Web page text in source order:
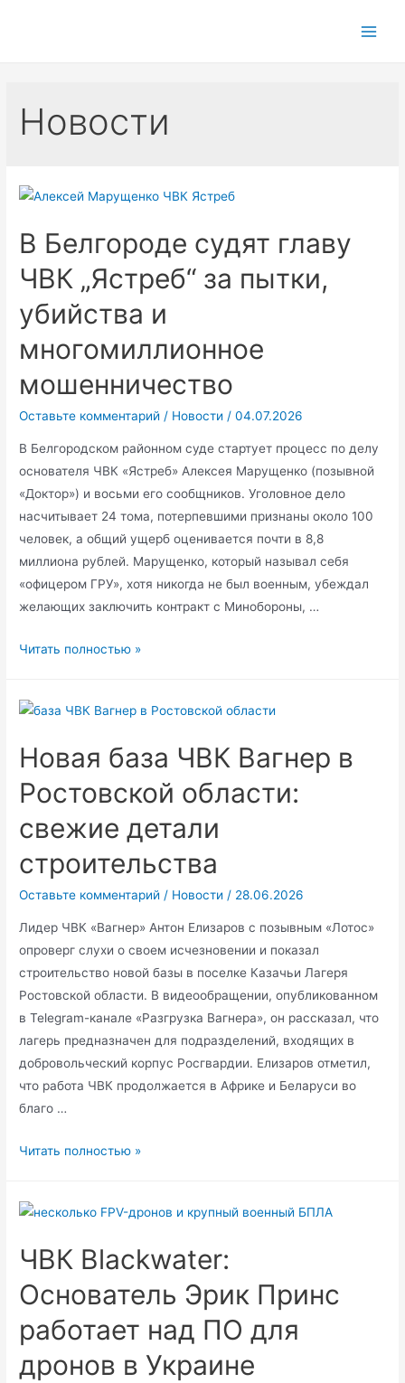
Новости
В Белгороде судят главу
ЧВК „Ястреб“ за пытки,
убийства и
многомиллионное
мошенничество
Оставьте комментарий / Новости /04.07.2026
В Белгородском районном суде стартует процесс по делу
основателя ЧВК «Ястреб» Алексея Марущенко (позывной
«Доктор») и восьми его сообщников. Уголовное дело
насчитывает 24 тома, потерпевшими признаны около 100
человек, а общий ущерб оценивается почти в 8,8
миллиона рублей. Марущенко, который называл себя
«офицером ГРУ», хотя никогда не был военным, убеждал
желающих заключить контракт с Минобороны, …
В
главу
„Ястреб“
за
пытки,
убийства
многомиллионное
мошенничество
Читать полностью »
Новая база ЧВК Вагнер в
Ростовской области:
свежие детали
строительства
Оставьте комментарий / Новости / 28.06.2026
Лидер ЧВК «Вагнер» Антон Елизаров с позывным «Лотос»
опроверг слухи о своем исчезновении и показал
строительство новой базы в поселке Казачьи Лагеря
Ростовской области. В видеообращении, опубликованном
в Telegram-канале «Разгрузка Вагнера», он рассказал, что
лагерь предназначен для подразделений, входящих в
добровольческий корпус Росгвардии. Елизаров отметил,
что работа ЧВК продолжается в Африке и Беларуси во
благо …
Новая
Вагнер
Ростовской
области:
свежие
детали
Читать полностью »
ЧВК Blackwater:
Основатель Эрик Принс
работает над ПО для
дронов в Украине